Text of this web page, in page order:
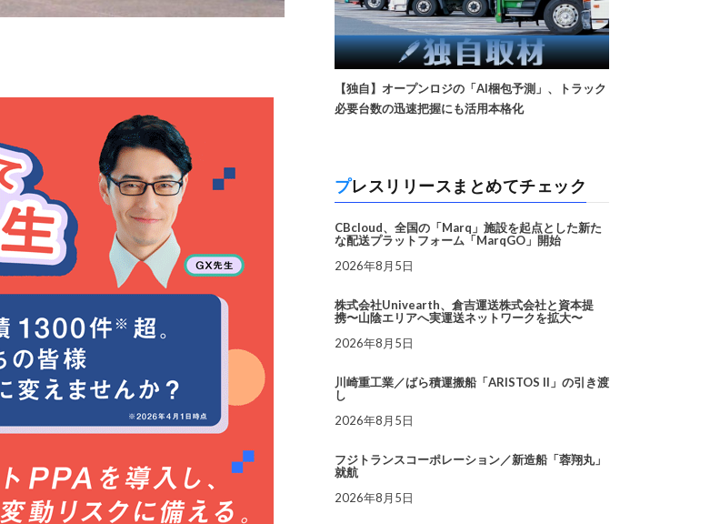
【独自】オープンロジの「AI梱包予測」、トラック
必要台数の迅速把握にも活用本格化
プレスリリースまとめてチェック
CBcloud、全国の「Marq」施設を起点とした新た
な配送プラットフォーム「MarqGO」開始
2026年8月5日
株式会社Univearth、倉吉運送株式会社と資本提
携〜山陰エリアへ実運送ネットワークを拡大〜
2026年8月5日
川崎重工業／ばら積運搬船「ARISTOS II」の引き渡
し
2026年8月5日
フジトランスコーポレーション／新造船「蓉翔丸」
就航
2026年8月5日